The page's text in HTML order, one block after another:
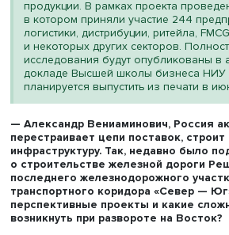
Исследовательский проект
поставок в новых условиях
бизнеса» реализуется ВШБ
с сентября 2022 года. Его цель
тенденции в процессе
главные решения,
продукции. В рамках проекта
в котором приняли участие 244
логистики, дистрибуции,
и некоторых других секторов.
исследования будут
докладе Высшей школы
планируется выпустить из